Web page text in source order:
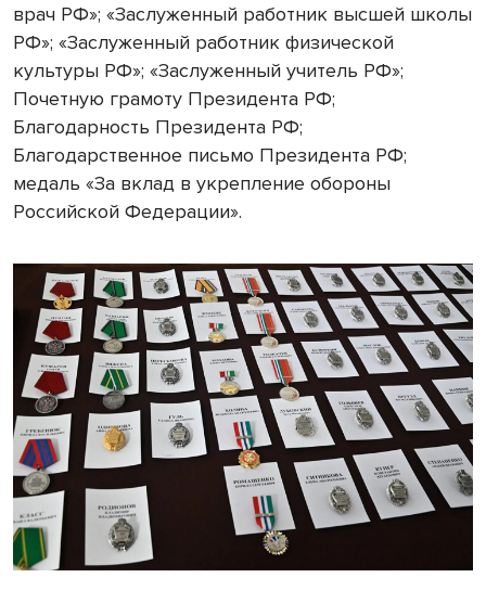
врач РФ»; «Заслуженный работник высшей школы
РФ»; «Заслуженный работник физической
культуры РФ»; «Заслуженный учитель РФ»;
Почетную грамоту Президента РФ;
Благодарность Президента РФ;
Благодарственное письмо Президента РФ;
медаль «За вклад в укрепление обороны
Российской Федерации».